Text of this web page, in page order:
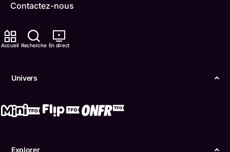
Accueil Recherche En direct
Univers
Explorer
Contactez-nous
ONFR
Boukili
Confidentialité